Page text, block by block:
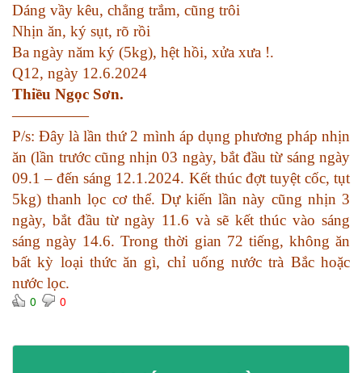
Dáng vầy kêu, chẳng trắm, cũng trôi
Nhịn ăn, ký sụt, rõ rồi
Ba ngày năm ký (5kg), hệt hồi, xửa xưa !.
Q12, ngày 12.6.2024
Thiều Ngọc Sơn.
—————
P/s: Đây là lần thứ 2 mình áp dụng phương pháp nhịn
ăn (lần trước cũng nhịn 03 ngày, bắt đầu từ sáng ngày
09.1 – đến sáng 12.1.2024. Kết thúc đợt tuyệt cốc, tụt
5kg) thanh lọc cơ thể. Dự kiến lần này cũng nhịn 3
ngày, bắt đầu từ ngày 11.6 và sẽ kết thúc vào sáng
sáng ngày 14.6. Trong thời gian 72 tiếng, không ăn
bất kỳ loại thức ăn gì, chỉ uống nước trà Bắc hoặc
nước lọc.
0 0